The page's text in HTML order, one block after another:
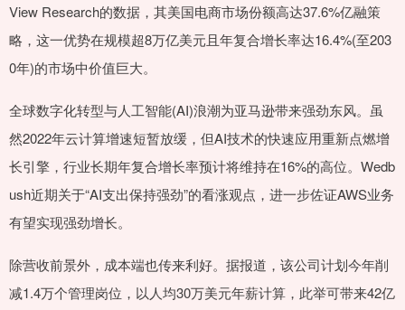
View Research的数据，其美国电商市场份额高达37.6%亿融策
略，这一优势在规模超8万亿美元且年复合增长率达16.4%(至203
0年)的市场中价值巨大。
全球数字化转型与人工智能(AI)浪潮为亚马逊带来强劲东风。虽
然2022年云计算增速短暂放缓，但AI技术的快速应用重新点燃增
长引擎，行业长期年复合增长率预计将维持在16%的高位。Wedb
ush近期关于“AI支出保持强劲”的看涨观点，进一步佐证AWS业务
有望实现强劲增长。
除营收前景外，成本端也传来利好。据报道，该公司计划今年削
减1.4万个管理岗位，以人均30万美元年薪计算，此举可带来42亿